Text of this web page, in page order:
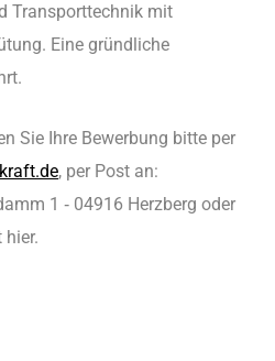
Transporttechnik mit
Eine gründliche
Sie Ihre Bewerbung bitte per
, per Post an:
1 ‐ 04916 Herzberg oder
hier.